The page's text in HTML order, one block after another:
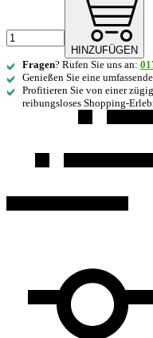
HINZUFÜGEN
Fragen? Rufen Sie uns an:
Genießen Sie eine umfassende
Profitieren Sie von einer
reibungsloses Shopping-